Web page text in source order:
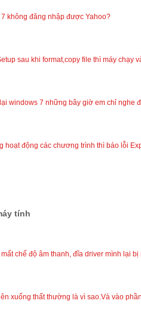
không đăng nhập được Yahoo?
sau khi format,copy file thì máy chạy
windows 7 những bây giờ em chỉ nghe
hoạt động các chương trình thì báo lỗi
tính
chế độ âm thanh, đĩa driver mình lại
xuống thất thường là vì sao.Và vào